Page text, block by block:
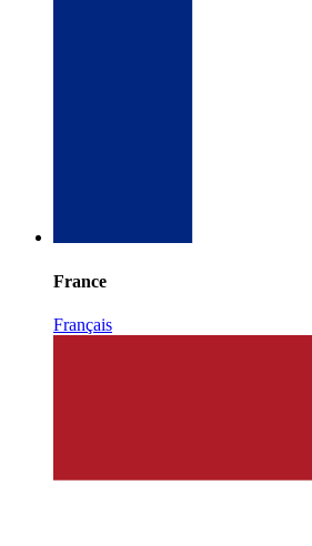
France
Français